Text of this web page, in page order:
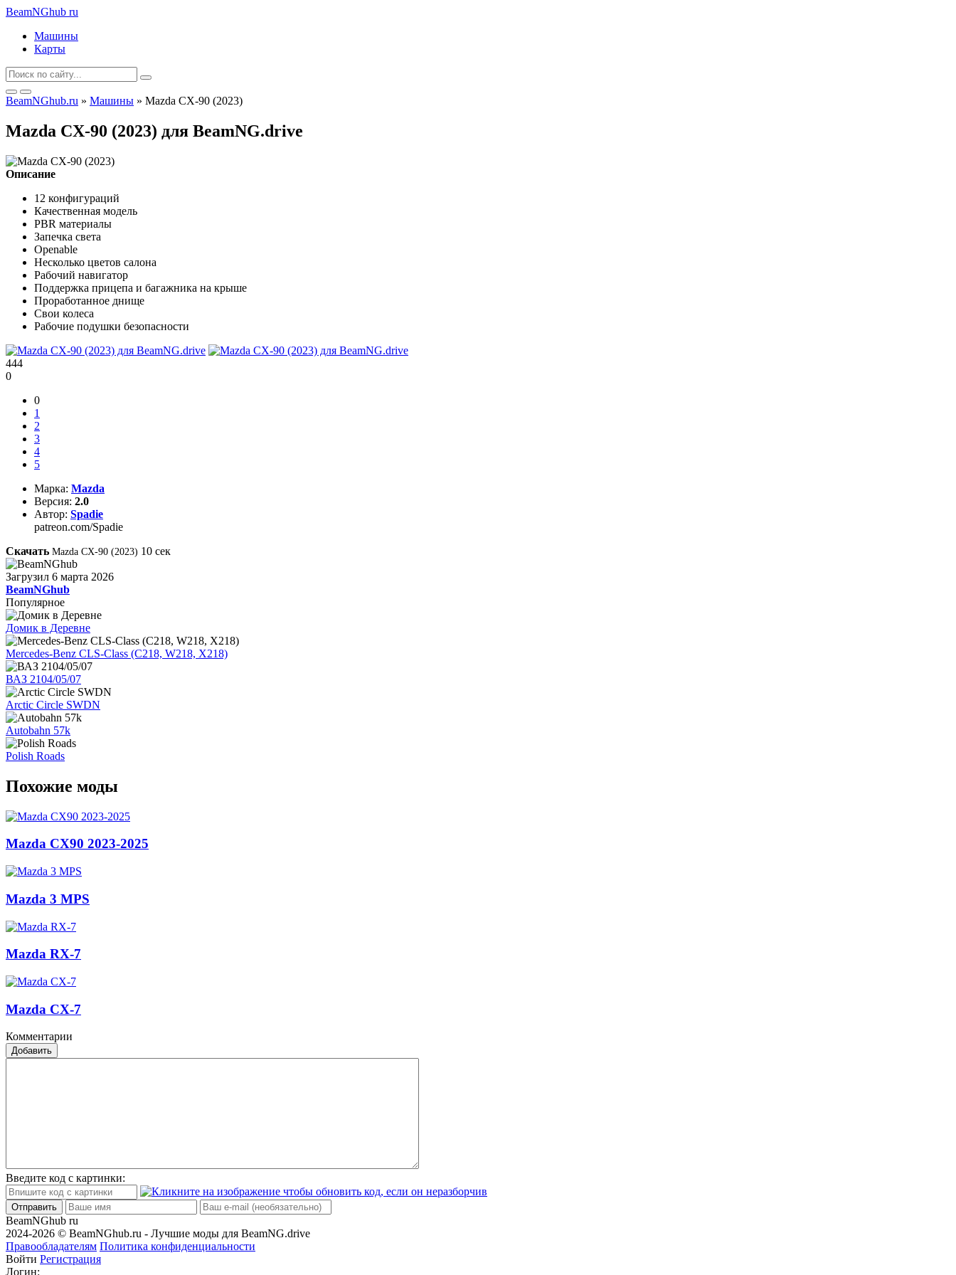
BeamNGhub ru
Машины
Карты
BeamNGhub.ru » Машины » Mazda CX-90 (2023)
Mazda CX-90 (2023) для BeamNG.drive
Описание
12 конфигураций
Качественная модель
PBR материалы
Запечка света
Openable
Несколько цветов салона
Рабочий навигатор
Поддержка прицепа и багажника на крыше
Проработанное днище
Свои колеса
Рабочие подушки безопасности
444
0
0
1
2
3
4
5
Марка: Mazda
Версия: 2.0
Автор: Spadie
patreon.com/Spadie
Скачать Mazda CX-90 (2023) 10 сек
Загрузил 6 марта 2026
BeamNGhub
Популярное
Домик в Деревне
Mercedes-Benz CLS-Class (C218, W218, X218)
ВАЗ 2104/05/07
Arctic Circle SWDN
Autobahn 57k
Polish Roads
Похожие моды
Mazda CX90 2023-2025
Mazda 3 MPS
Mazda RX-7
Mazda CX-7
Комментарии
Добавить
Введите код с картинки:
Отправить
BeamNGhub ru
2024-2026 © BeamNGhub.ru - Лучшие моды для BeamNG.drive
Правообладателям Политика конфиденциальности
Войти Регистрация
Логин: